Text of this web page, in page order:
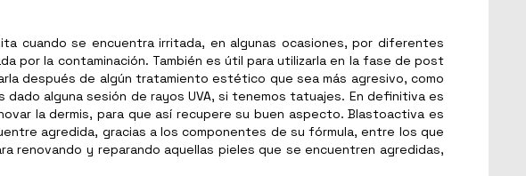
cuando se encuentra irritada, en algunas ocasiones, por diferentes
por la contaminación. También es útil para utilizarla en la fase de post
después de algún tratamiento estético que sea más agresivo, como
alguna sesión de rayos UVA, si tenemos tatuajes. En definitiva es
la dermis, para que así recupere su buen aspecto. Blastoactiva es
agredida, gracias a los componentes de su fórmula, entre los que
renovando y reparando aquellas pieles que se encuentren agredidas,